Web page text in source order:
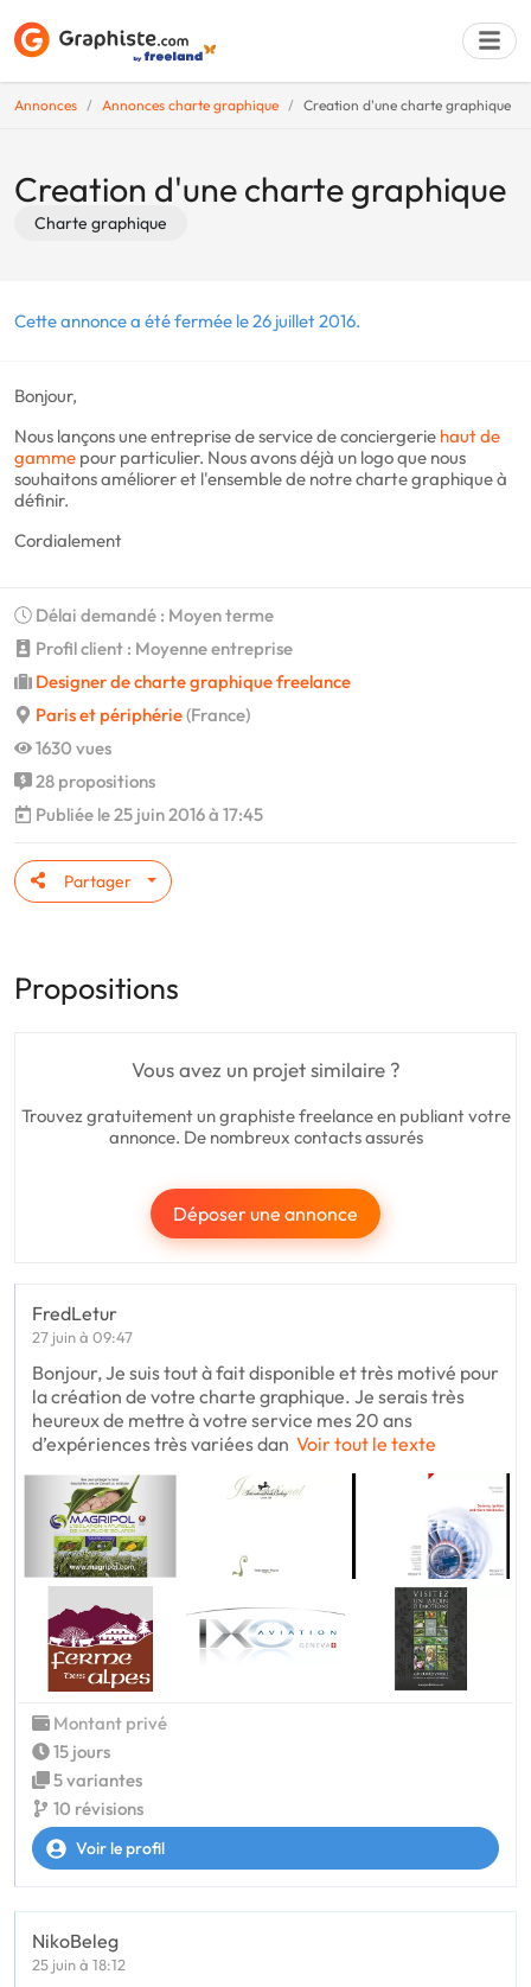
Annonces Annonces charte graphique Creation d'une charte graphique
Creation d'une charte graphique
Charte graphique
Cette annonce a été fermée le 26 juillet 2016.
Bonjour,
Nous lançons une entreprise de service de conciergerie haut de
gamme pour particulier. Nous avons déjà un logo que nous
souhaitons améliorer et l'ensemble de notre charte graphique à
définir.
Cordialement
Délai demandé : Moyen terme
Profil client : Moyenne entreprise
Designer de charte graphique freelance
Paris et périphérie(France)
1630 vues
28 propositions
Publiée le 25 juin 2016 à 17:45
Partager
Propositions
Vous avez un projet similaire ?
Trouvez gratuitement un graphiste freelance en publiant votre
annonce. De nombreux contacts assurés
Déposer une annonce
FredLetur
27 juin à 09:47
Bonjour, Je suis tout à fait disponible et très motivé pour
la création de votre charte graphique. Je serais très
heureux de mettre à votre service mes 20 ans
d’expériences très variées dan Voir tout le texte
Montant privé
15 jours
5 variantes
10 révisions
Voir le profil
NikoBeleg
25 juin à 18:12